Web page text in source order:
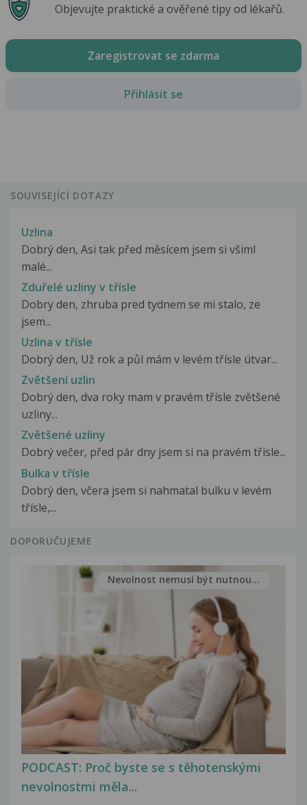
Objevujte praktické a ověřené tipy od lékařů.
Zaregistrovat se zdarma
Přihlásit se
SOUVISEJÍCÍ DOTAZY
Uzlina
Dobrý den, Asi tak před měsícem jsem si všiml
malé...
Zduřelé uzliny v třísle
Dobry den, zhruba pred tydnem se mi stalo, ze
jsem...
Uzlina v třísle
Dobrý den, Už rok a půl mám v levém třísle útvar...
Zvětšení uzlin
Dobrý den, dva roky mam v pravém třísle zvětšené
uzliny...
Zvětšené uzliny
Dobrý večer, před pár dny jsem si na pravém třisle...
Bulka v třísle
Dobrý den, včera jsem si nahmatal bulku v levém
třísle,...
DOPORUČUJEME
PODCAST: Proč byste se s těhotenskými
nevolnostmi měla...
Nevolnost nemusí být nutnou...